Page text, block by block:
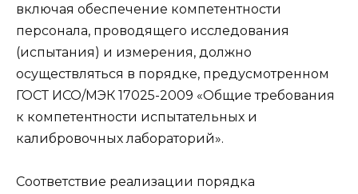
включая обеспечение компетентности
персонала, проводящего исследования
(испытания) и измерения, должно
осуществляться в порядке, предусмотренном
ГОСТ ИСО/МЭК 17025-2009 «Общие требования
к компетентности испытательных и
калибровочных лабораторий».
Соответствие реализации порядка